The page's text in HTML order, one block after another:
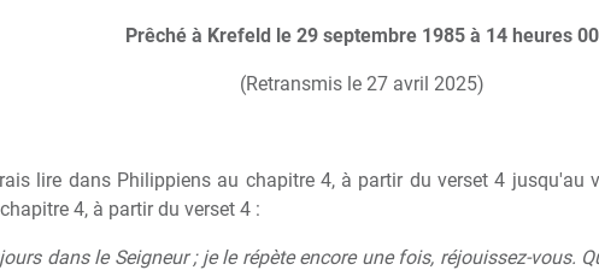
Prêché à Krefeld le 29 septembre 1985 à 14 heures 00
(Retransmis le 27 avril 2025)
lire dans Philippiens au chapitre 4, à partir du verset 4 jusqu'au
4, à partir du verset 4 :
dans le Seigneur ; je le répète encore une fois, réjouissez-vous.